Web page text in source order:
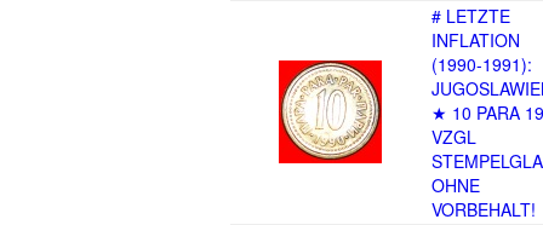
# LETZTE
INFLATION
(1990-1991):
★ 10 PARA
VZGL
OHNE
VORBEHALT!